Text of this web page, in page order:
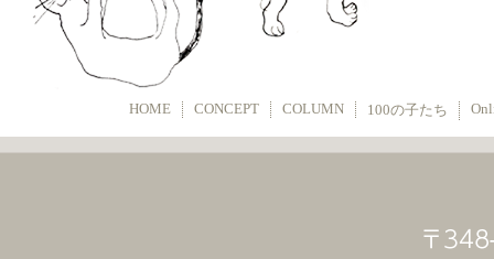
HOME CONCEPT COLUMN 100の子たち